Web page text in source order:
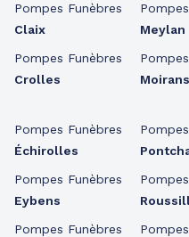
Pompes Funèbres
Claix
Pompes Funèbres
Crolles
Pompes Funèbres
Échirolles
Pompes Funèbres
Eybens
Pompes Funèbres
Meylan
Moirans